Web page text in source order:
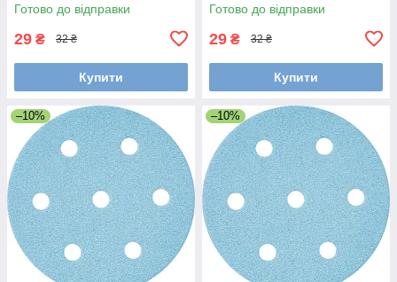
Готово до відправки
29 ₴ 32 ₴
Купити
Готово до відправки
29 ₴ 32 ₴
Купити
–10% –10%